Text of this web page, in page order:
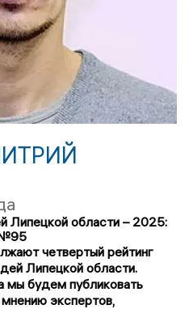
Липецкой области – 2025:
№95
четвертый рейтинг
Липецкой области.
мы будем публиковать
экспертов,